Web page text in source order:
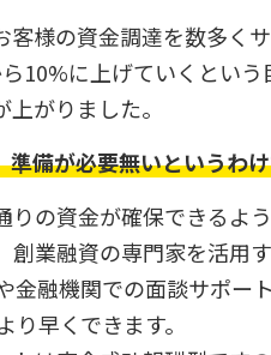
客様の資金調達を数多く
10%に上げていくとい
がりました。
備が必要無いというわ
の資金が確保できるよ
業融資の専門家を活用
金融機関での面談サポー
早くできます。